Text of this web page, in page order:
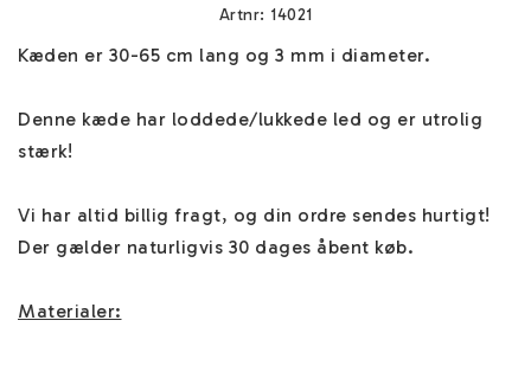
Artnr: 14021
Kæden er 30-65 cm lang og 3 mm i diameter.
Denne kæde har loddede/lukkede led og er utrolig
stærk!
Vi har altid billig fragt, og din ordre sendes hurtigt!
Der gælder naturligvis 30 dages åbent køb.
Materialer: